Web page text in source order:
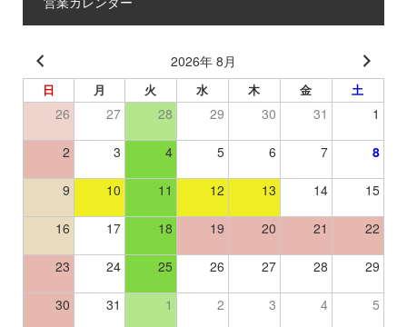
2026年 8月
日 月 火 水 木 金 土
26 27 28 29 30 31 1
2 3 4 5 6 7 8
9 10 11 12 13 14 15
16 17 18 19 20 21 22
23 24 25 26 27 28 29
30 31 1 2 3 4 5